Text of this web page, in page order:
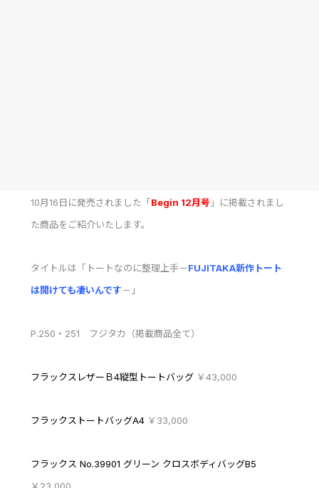
10月16日に発売されました「Begin 12月号 」に掲載されまし
た商品をご紹介いたします。
タイトルは「トートなのに整理上手－FUJITAKA新作トート
は開けても凄いんです－」
P.250・251 フジタカ（掲載商品全て）
フラックスレザーＢ4縦型トートバッグ￥43,000
フラックストートバッグA4 ￥33,000
フラックス No.39901 グリーン クロスボディバッグB5
￥23,000